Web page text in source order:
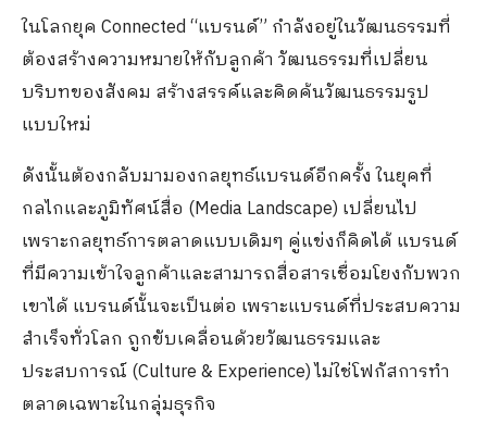
ในโลกยุค Connected “แบรนด์” กำลังอยู่ในวัฒนธรรมที่
ต้องสร้างความหมายให้กับลูกค้า วัฒนธรรมที่เปลี่ยน
บริบทของสังคม สร้างสรรค์และคิดค้นวัฒนธรรมรูป
แบบใหม่
ดังนั้นต้องกลับมามองกลยุทธ์แบรนด์อีกครั้ง ในยุคที่
กลไกและภูมิทัศน์สื่อ (Media Landscape) เปลี่ยนไป
เพราะกลยุทธ์การตลาดแบบเดิมๆ คู่แข่งก็คิดได้ แบรนด์
ที่มีความเข้าใจลูกค้าและสามารถสื่อสารเชื่อมโยงกับพวก
เขาได้ แบรนด์นั้นจะเป็นต่อ เพราะแบรนด์ที่ประสบความ
สำเร็จทั่วโลก ถูกขับเคลื่อนด้วยวัฒนธรรมและ
ประสบการณ์ (Culture & Experience) ไม่ใช่โฟกัสการทำ
ตลาดเฉพาะในกลุ่มธุรกิจ